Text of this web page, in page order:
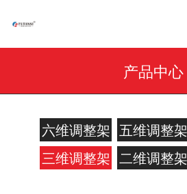
产品中心
六维调整架 五维调整架
三维调整架 二维调整架